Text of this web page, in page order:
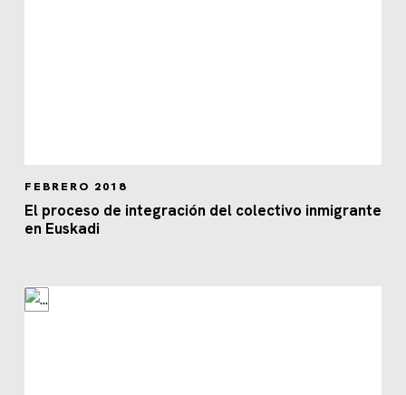
FEBRERO 2018
El proceso de integración del colectivo inmigrante
en Euskadi